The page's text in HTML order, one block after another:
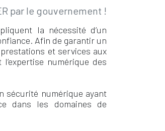
par le gouvernement !
la nécessité d’un
Afin de garantir un
et services aux
numérique des
sécurité numérique ayant
dans les domaines de